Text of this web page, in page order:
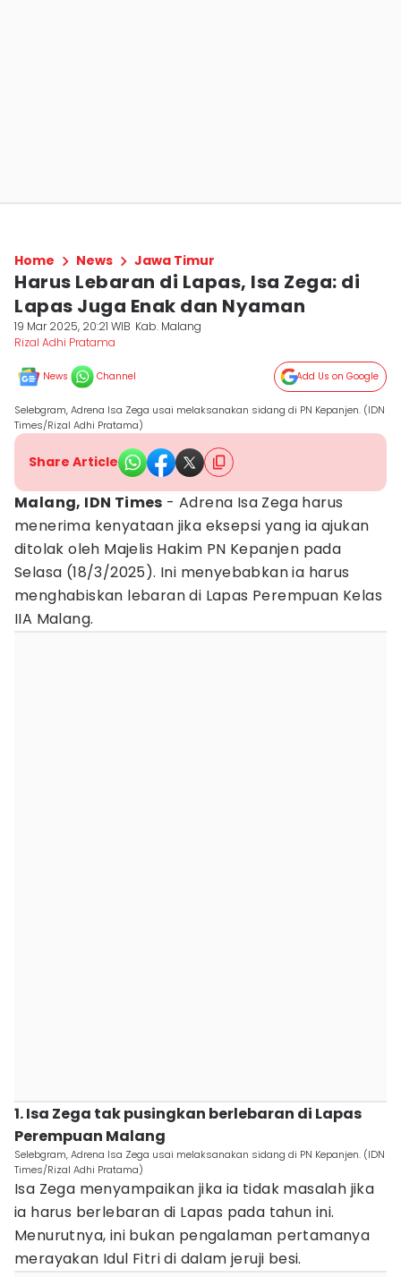
Home News Jawa Timur
Harus Lebaran di Lapas, Isa Zega: di
Lapas Juga Enak dan Nyaman
19 Mar 2025, 20:21 WIB Kab. Malang
Rizal Adhi Pratama
News Channel Add Us on Google
Selebgram, Adrena Isa Zega usai melaksanakan sidang di PN Kepanjen. (IDN
Times/Rizal Adhi Pratama)
Share Article
Malang, IDN Times - Adrena Isa Zega harus
menerima kenyataan jika eksepsi yang ia ajukan
ditolak oleh Majelis Hakim PN Kepanjen pada
Selasa (18/3/2025). Ini menyebabkan ia harus
menghabiskan lebaran di Lapas Perempuan Kelas
IIA Malang.
1. Isa Zega tak pusingkan berlebaran di Lapas
Perempuan Malang
Selebgram, Adrena Isa Zega usai melaksanakan sidang di PN Kepanjen. (IDN
Times/Rizal Adhi Pratama)
Isa Zega menyampaikan jika ia tidak masalah jika
ia harus berlebaran di Lapas pada tahun ini.
Menurutnya, ini bukan pengalaman pertamanya
merayakan Idul Fitri di dalam jeruji besi.